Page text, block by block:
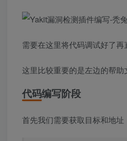
数据包4
此数据包访问看是否
Cache-Control: max-age=
User-Agent: Mozilla/5.0
Accept: text/
Accept-Language: zh-
Connection: close
需要在这里将代码调试好了
这里比较重要的是左边的帮
代码编写阶段
首先我们需要获取目标和地址